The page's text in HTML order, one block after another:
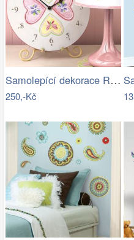
Samolepící dekorace Romantická srdíčka
250,-Kč